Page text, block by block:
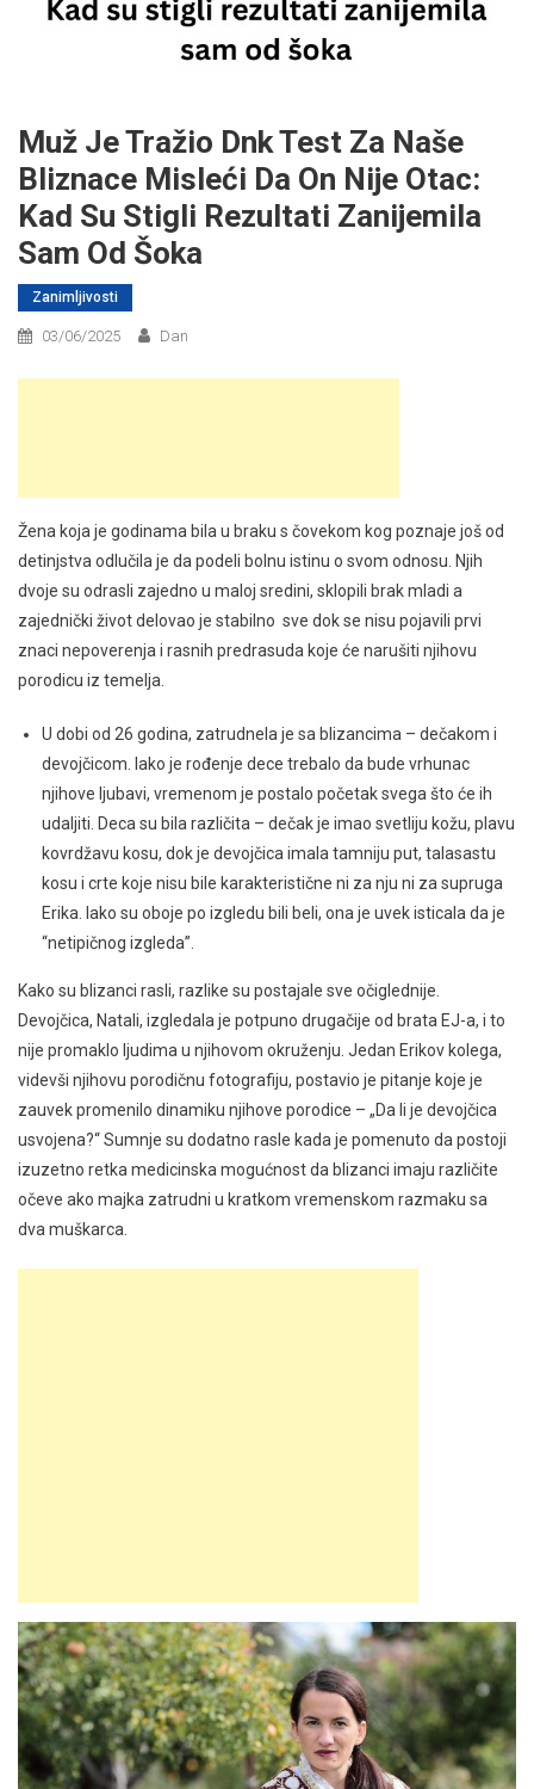
Muž Je Tražio Dnk Test Za Naše
Bliznace Misleći Da On Nije Otac:
Kad Su Stigli Rezultati Zanijemila
Sam Od Šoka
Zanimljivosti
03/06/2025 Dan
Žena koja je godinama bila u braku s čovekom kog poznaje još od
detinjstva odlučila je da podeli bolnu istinu o svom odnosu. Njih
dvoje su odrasli zajedno u maloj sredini, sklopili brak mladi a
zajednički život delovao je stabilno sve dok se nisu pojavili prvi
znaci nepoverenja i rasnih predrasuda koje će narušiti njihovu
porodicu iz temelja.
U dobi od 26 godina, zatrudnela je sa blizancima – dečakom i
devojčicom. Iako je rođenje dece trebalo da bude vrhunac
njihove ljubavi, vremenom je postalo početak svega što će ih
udaljiti. Deca su bila različita – dečak je imao svetliju kožu, plavu
kovrdžavu kosu, dok je devojčica imala tamniju put, talasastu
kosu i crte koje nisu bile karakteristične ni za nju ni za supruga
Erika. Iako su oboje po izgledu bili beli, ona je uvek isticala da je
“netipičnog izgleda”.
Kako su blizanci rasli, razlike su postajale sve očiglednije.
Devojčica, Natali, izgledala je potpuno drugačije od brata EJ-a, i to
nije promaklo ljudima u njihovom okruženju. Jedan Erikov kolega,
videvši njihovu porodičnu fotografiju, postavio je pitanje koje je
zauvek promenilo dinamiku njihove porodice – „Da li je devojčica
usvojena?“ Sumnje su dodatno rasle kada je pomenuto da postoji
izuzetno retka medicinska mogućnost da blizanci imaju različite
očeve ako majka zatrudni u kratkom vremenskom razmaku sa
dva muškarca.